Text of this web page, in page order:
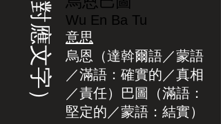
Wu En Ba Tu
意思
烏恩（達斡爾語／蒙語
／滿語：確實的／真相
／責任）巴圖（滿語：
堅定的／蒙語：結實）